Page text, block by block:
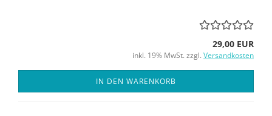
29,00 EUR
inkl. 19% MwSt. zzgl. Versandkosten
IN DEN WARENKORB